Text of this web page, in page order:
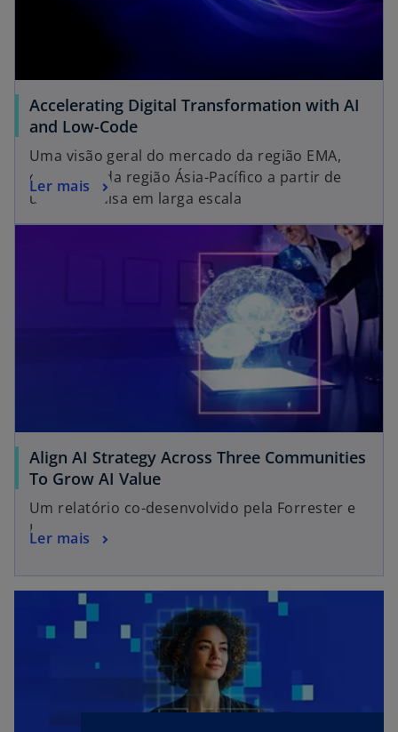
Accelerating Digital Transformation with AI
and Low-Code
Uma visão geral do mercado da região EMA,
dos EUA e da região Ásia-Pacífico a partir de
uma pesquisa em larga escala
Ler mais
Align AI Strategy Across Three Communities
To Grow AI Value
Um relatório co-desenvolvido pela Forrester e
KPMG
Ler mais